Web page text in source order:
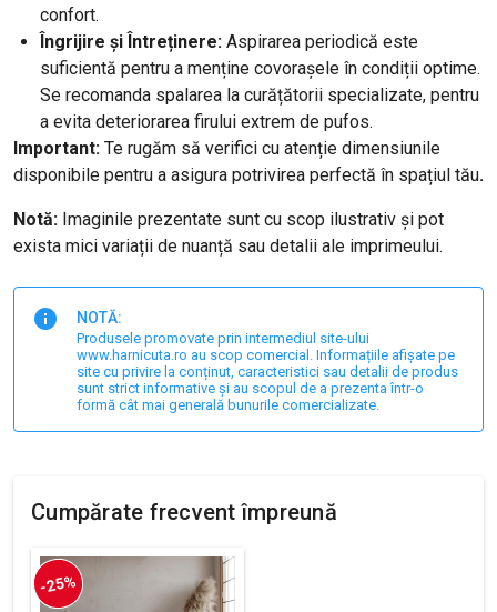
confort.
Îngrijire și Întreținere: Aspirarea periodică este
suficientă pentru a menține covorașele în condiții optime.
Se recomanda spalarea la curățătorii specializate, pentru
a evita deteriorarea firului extrem de pufos.
Important: Te rugăm să verifici cu atenție dimensiunile
disponibile pentru a asigura potrivirea perfectă în spațiul tău.
Notă: Imaginile prezentate sunt cu scop ilustrativ și pot
exista mici variații de nuanță sau detalii ale imprimeului.
NOTĂ:
Produsele promovate prin intermediul site-ului
www.harnicuta.ro au scop comercial. Informațiile afișate pe
site cu privire la conținut, caracteristici sau detalii de produs
sunt strict informative și au scopul de a prezenta într-o
formă cât mai generală bunurile comercializate.
Cumpărate frecvent împreună
-25%